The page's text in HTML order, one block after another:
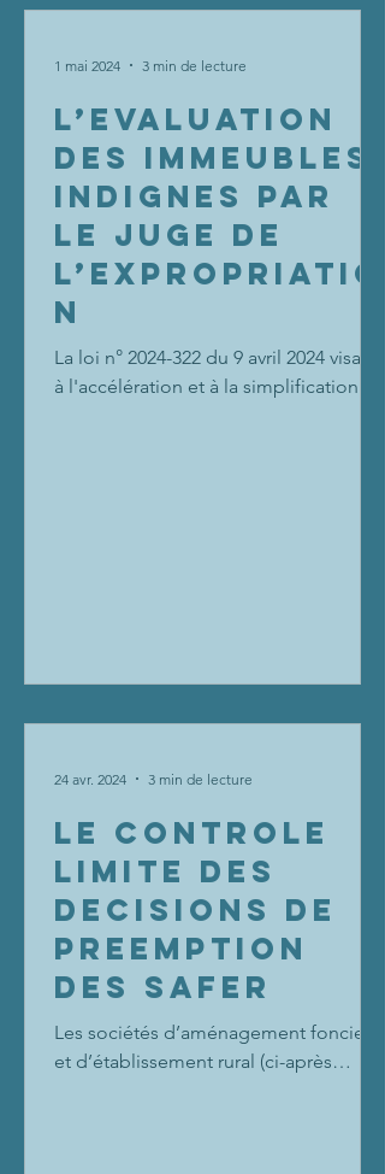
L’EVALUATION
DES IMMEUBLES
INDIGNES PAR
LE JUGE DE
L’EXPROPRIATIO
N
La loi n° 2024-322 du 9 avril 2024 visant
à l'accélération et à la simplification de
1 mai 2024 3 min de lecture
LE CONTROLE
LIMITE DES
DECISIONS DE
PREEMPTION
DES SAFER
Les sociétés d’aménagement foncier
et d’établissement rural (ci-après
24 avr. 2024 3 min de lecture